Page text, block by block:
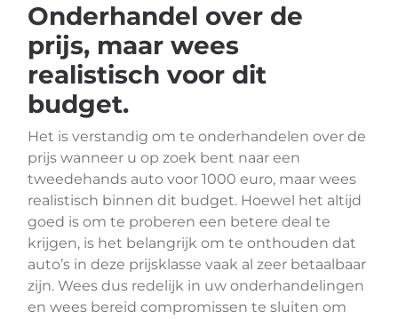
Onderhandel over de
prijs, maar wees
realistisch voor dit
budget.
Het is verstandig om te onderhandelen over de
prijs wanneer u op zoek bent naar een
tweedehands auto voor 1000 euro, maar wees
realistisch binnen dit budget. Hoewel het altijd
goed is om te proberen een betere deal te
krijgen, is het belangrijk om te onthouden dat
auto’s in deze prijsklasse vaak al zeer betaalbaar
zijn. Wees dus redelijk in uw onderhandelingen
en wees bereid compromissen te sluiten om